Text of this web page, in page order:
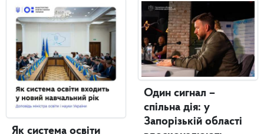
Як система освіти
Один сигнал –
спільна дія: у
Запорізькій області